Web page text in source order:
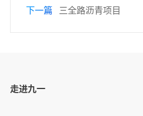
下一篇 三全路沥青项目
走进九一